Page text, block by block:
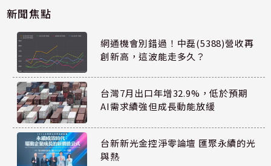
新聞焦點
網通機會別錯過！中磊(5388)營收再
創新高，這波能走多久？
台灣7月出口年增32.9%，低於預期
AI需求續強但成長動能放緩
台新新光金控淨零論壇 匯聚永續的光
與熱